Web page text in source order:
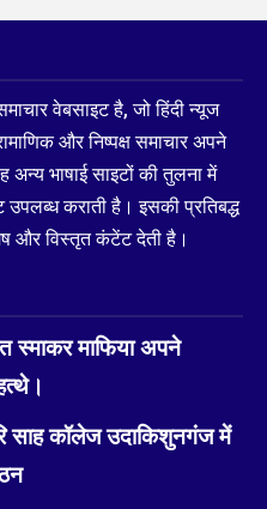
वेबसाइट है, जो हिंदी न्यूज
और निष्पक्ष समाचार अपने
अन्य भाषाई साइटों की तुलना में
उपलब्ध कराती है। इसकी प्रतिबद्ध
और विस्तृत कंटेंट देती है।
स्माकर माफिया अपने
साह कॉलेज उदाकिशुनगंज में